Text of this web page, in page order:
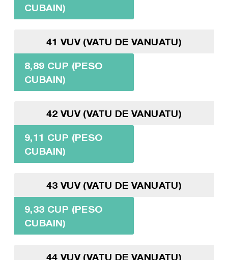
CUBAIN)
41 VUV (VATU DE VANUATU)
8,89 CUP (PESO
CUBAIN)
42 VUV (VATU DE VANUATU)
9,11 CUP (PESO
CUBAIN)
43 VUV (VATU DE VANUATU)
9,33 CUP (PESO
CUBAIN)
44 VUV (VATU DE VANUATU)